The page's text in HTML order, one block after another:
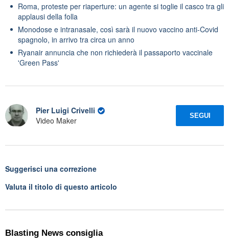
Roma, proteste per riaperture: un agente si toglie il casco tra gli
applausi della folla
Monodose e intranasale, così sarà il nuovo vaccino anti-Covid
spagnolo, in arrivo tra circa un anno
Ryanair annuncia che non richiederà il passaporto vaccinale
'Green Pass'
Pier Luigi Crivelli
Video Maker
SEGUI
Suggerisci una correzione
Valuta il titolo di questo articolo
Blasting News consiglia